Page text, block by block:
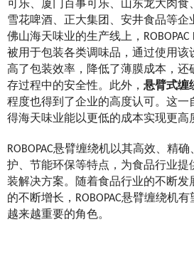
可乐、厦门百事可乐、山东龙大肉食
雪花啤酒、正大集团、安井食品等企
佛山海天味业的生产线上，
被用于包装各类调味品，通过使用该
高了包装效率，降低了薄膜成本，还
存过程中的安全性。此外， 悬臂式缠
程度也得到了企业的高度认可。这一
得海天味业能以更低的成本实现更高
ROBOPAC悬臂缠绕机以其高效、精
护、节能环保等特点，为食品行业提
装解决方案。随着食品行业的不断发
的不断增长，ROBOPAC悬臂缠绕机
越来越重要的角色。